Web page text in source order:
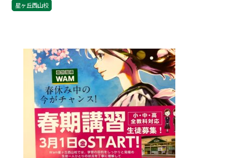
星ヶ丘西山校